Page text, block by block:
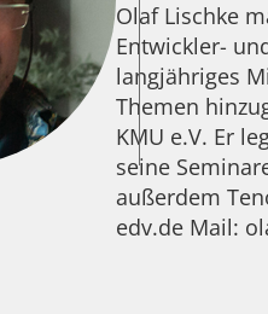
Olaf Lischke
Entwickler-
langjähriges
Themen
KMU e.V. Er
seine
außerdem
edv.de Mail: